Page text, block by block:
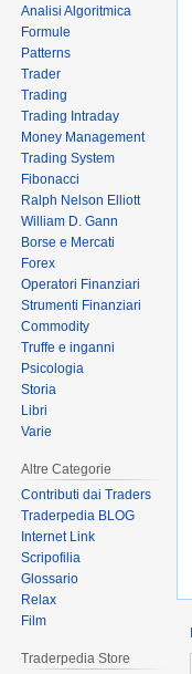
Analisi Algoritmica
Formule
Patterns
Trader
Trading
Trading Intraday
Money Management
Trading System
Fibonacci
Ralph Nelson Elliott
William D. Gann
Borse e Mercati
Forex
Operatori Finanziari
Strumenti Finanziari
Commodity
Truffe e inganni
Psicologia
Storia
Libri
Varie
Altre Categorie
Contributi dai Traders
Traderpedia BLOG
Internet Link
Scripofilia
Glossario
Relax
Film
Traderpedia Store